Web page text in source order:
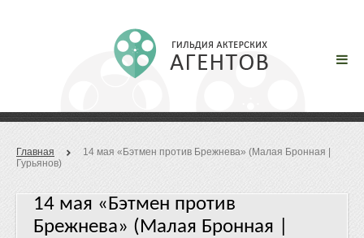
Главная
14 мая «Бэтмен против Брежнева» (Малая Бронная |
Гурьянов)
14 мая «Бэтмен против
Брежнева» (Малая Бронная |